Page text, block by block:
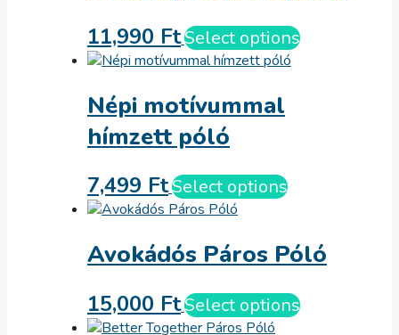
11,990 FtSelect options
Népi motívummal
hímzett póló
7,499 FtSelect options
Avokádós Páros Póló
15,000 FtSelect options